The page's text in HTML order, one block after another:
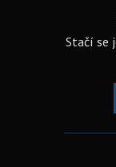
Stačí se